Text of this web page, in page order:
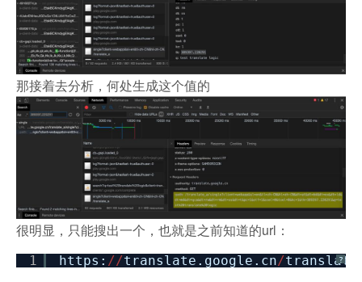
那接着去分析，何处生成这个值的
很明显，只能搜出一个，也就是之前知道的url：
?
1 https: //translate.google.cn/